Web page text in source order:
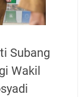
Subang
Wakil